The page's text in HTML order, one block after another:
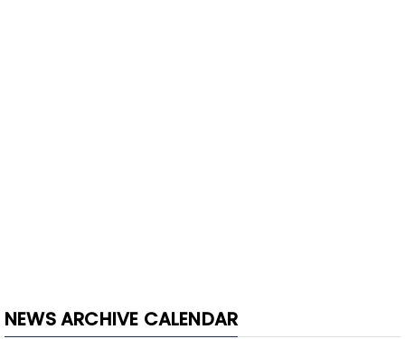
NEWS ARCHIVE CALENDAR